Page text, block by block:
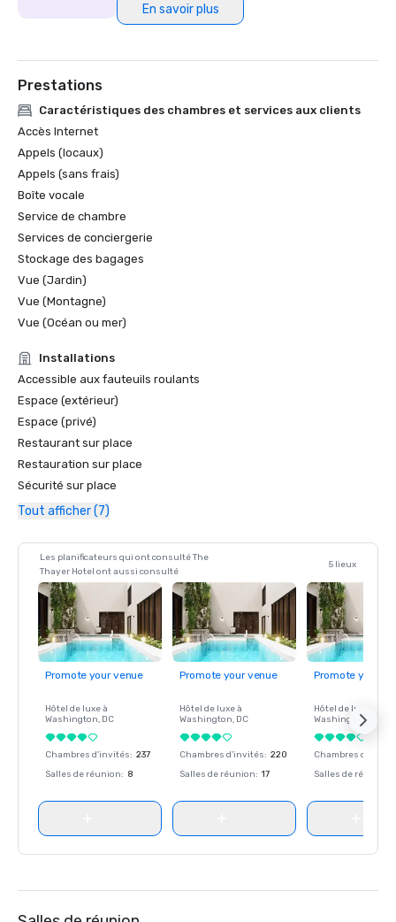
En savoir plus
Prestations
Caractéristiques des chambres et services aux clients
Accès Internet
Appels (locaux)
Appels (sans frais)
Boîte vocale
Service de chambre
Services de conciergerie
Stockage des bagages
Vue (Jardin)
Vue (Montagne)
Vue (Océan ou mer)
Installations
Accessible aux fauteuils roulants
Espace (extérieur)
Espace (privé)
Restaurant sur place
Restauration sur place
Sécurité sur place
Tout afficher (7)
Les planificateurs qui ont consulté The
Thayer Hotel ont aussi consulté
5 lieux
Promote your venue
Hôtel de luxe à
Washington, DC
Chambres d'invités: 237
Salles de réunion: 8
Promote your venue
Hôtel de luxe à
Washington, DC
Chambres d'invités: 220
Salles de réunion: 17
Promote your
Hôtel de luxe à
Washington
Chambres
Salles de réunion